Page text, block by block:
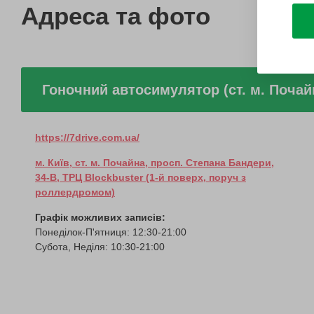
Адреса та фото
Гоночний автосимулятор (ст. м.
https://7drive.com.ua/
м. Київ, ст. м. Почайна, просп. Степана Бандери,
34-В, ТPЦ Blockbuster (1-й поверх, поруч з
роллердромом)
Графік можливих записів:
Понеділок-П'ятниця: 12:30-21:00
Субота, Неділя: 10:30-21:00